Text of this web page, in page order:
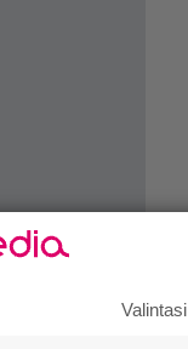
Valintasi